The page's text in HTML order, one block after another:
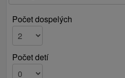
Počet dospelých
Počet detí